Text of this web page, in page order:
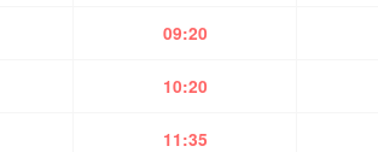
09:20
10:20
11:35